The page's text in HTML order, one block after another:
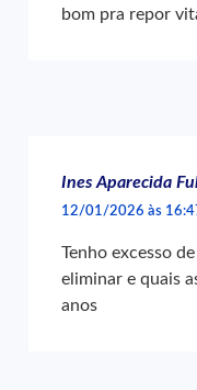
bom pra repor
Ines Aparecida
12/01/2026 às
Tenho excesso
eliminar e quais
anos